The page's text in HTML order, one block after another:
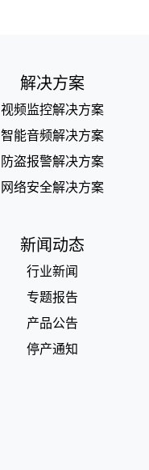
解决方案
视频监控解决方案
智能音频解决方案
防盗报警解决方案
网络安全解决方案
新闻动态
行业新闻
专题报告
产品公告
停产通知